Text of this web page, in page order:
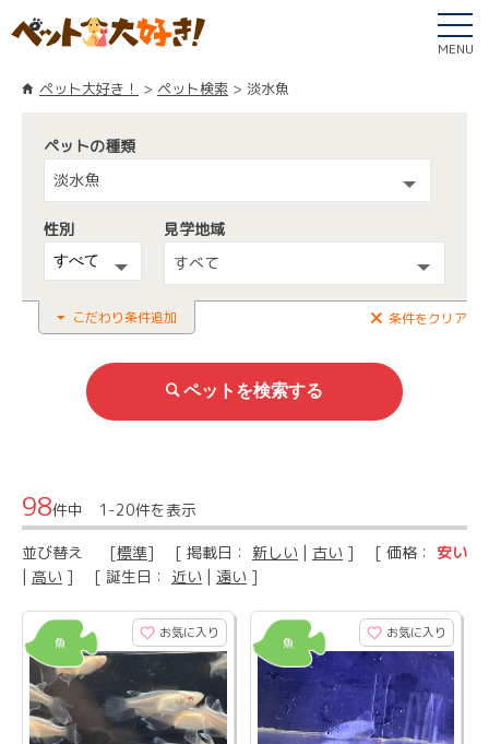
MENU
ペット大好き！ ペット検索 淡水魚
ペットの種類
淡水魚
性別
見学地域
すべて
こだわり条件追加 条件をクリア
98件中 1-20件を表示
並び替え [標準] [ 掲載日： 新しい | 古い ] [ 価格： 安い
| 高い ] [ 誕生日： 近い | 遠い ]
お気に入り お気に入り